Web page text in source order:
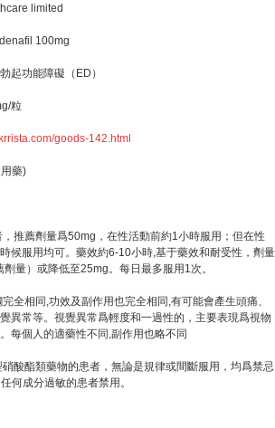
limited
100mg
起功能障礙（ED）
粒
goods-142.html
藥)
，推薦劑量爲50mg，在性活動前約1小時服用；但在性
候服用均可。藥效約6-10小時,基于藥效和耐受性，劑量
量）或降低至25mg。每日最多服用1次。
全相同,功效及副作用也完全相同,有可能會產生頭痛、
異常等。視覺異常爲輕度和一過性的，主要表現爲視物
每個人的適藥性不同,副作用也略不同
硝酸酯類藥物的患者，無論是規律或間斷服用，均爲禁忌
何成分過敏的患者禁用。